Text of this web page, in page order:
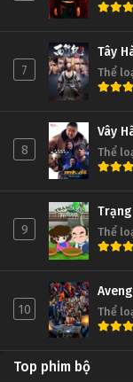
7
Tây
Thể
8
Vây
Thể
9
Trạng
Thể
10 Thể
Top phim bộ